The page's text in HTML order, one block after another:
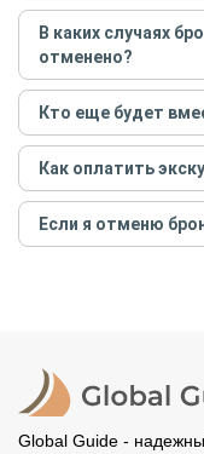
Достаточно
написать гиду.
согласуйте с
этого бронируйте
В каких случаях
отменено?
Только в случае
например, если
погоды аномально-
предупредит вас
карту. Во всех
Кто еще будет
Если экскурсия
только для вас и
экскурсии будут
условий конкретной
Как оплатить
Создайте заказ на
предоплату как
путешественники
организатору
Если я отменю
При отмене за 48
Global Guide -